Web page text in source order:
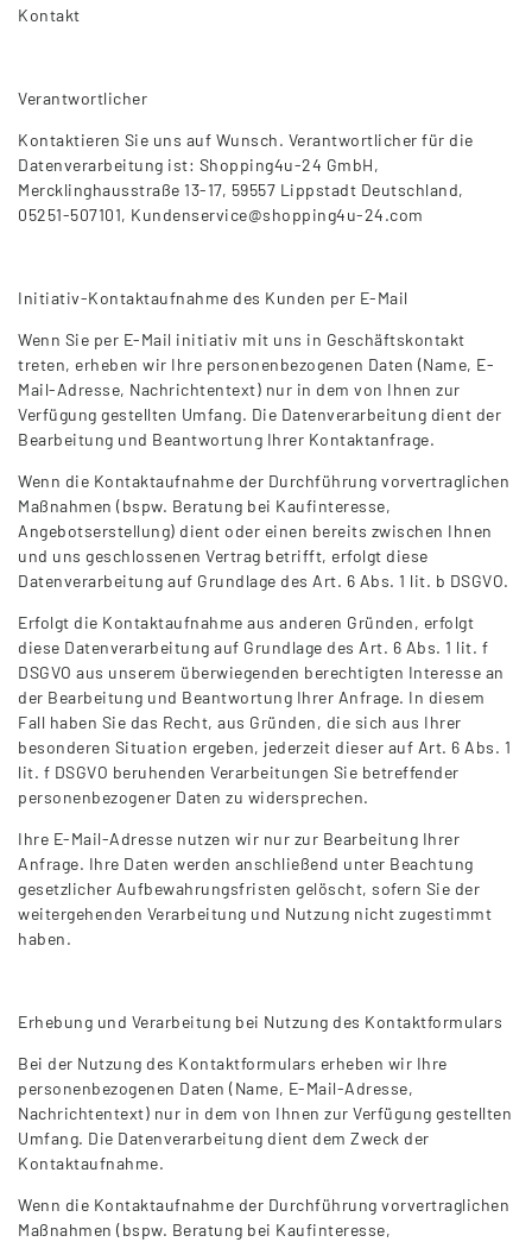
Kontakt
Verantwortlicher
Kontaktieren Sie uns auf Wunsch. Verantwortlicher für die
Datenverarbeitung ist: Shopping4u-24 GmbH,
Mercklinghausstraße 13-17, 59557 Lippstadt Deutschland,
05251-507101, Kundenservice@shopping4u-24.com
Initiativ-Kontaktaufnahme des Kunden per E-Mail
Wenn Sie per E-Mail initiativ mit uns in Geschäftskontakt
treten, erheben wir Ihre personenbezogenen Daten (Name, E-
Mail-Adresse, Nachrichtentext) nur in dem von Ihnen zur
Verfügung gestellten Umfang. Die Datenverarbeitung dient der
Bearbeitung und Beantwortung Ihrer Kontaktanfrage.
Wenn die Kontaktaufnahme der Durchführung vorvertraglichen
Maßnahmen (bspw. Beratung bei Kaufinteresse,
Angebotserstellung) dient oder einen bereits zwischen Ihnen
und uns geschlossenen Vertrag betrifft, erfolgt diese
Datenverarbeitung auf Grundlage des Art. 6 Abs. 1 lit. b DSGVO.
Erfolgt die Kontaktaufnahme aus anderen Gründen, erfolgt
diese Datenverarbeitung auf Grundlage des Art. 6 Abs. 1 lit. f
DSGVO aus unserem überwiegenden berechtigten Interesse an
der Bearbeitung und Beantwortung Ihrer Anfrage. In diesem
Fall haben Sie das Recht, aus Gründen, die sich aus Ihrer
besonderen Situation ergeben, jederzeit dieser auf Art. 6 Abs. 1
lit. f DSGVO beruhenden Verarbeitungen Sie betreffender
personenbezogener Daten zu widersprechen.
Ihre E-Mail-Adresse nutzen wir nur zur Bearbeitung Ihrer
Anfrage. Ihre Daten werden anschließend unter Beachtung
gesetzlicher Aufbewahrungsfristen gelöscht, sofern Sie der
weitergehenden Verarbeitung und Nutzung nicht zugestimmt
haben.
Erhebung und Verarbeitung bei Nutzung des Kontaktformulars
Bei der Nutzung des Kontaktformulars erheben wir Ihre
personenbezogenen Daten (Name, E-Mail-Adresse,
Nachrichtentext) nur in dem von Ihnen zur Verfügung gestellten
Umfang. Die Datenverarbeitung dient dem Zweck der
Kontaktaufnahme.
Wenn die Kontaktaufnahme der Durchführung vorvertraglichen
Maßnahmen (bspw. Beratung bei Kaufinteresse,